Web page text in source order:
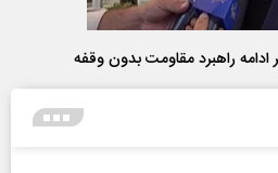
ادامه راهبرد مقاومت بدون وقفه